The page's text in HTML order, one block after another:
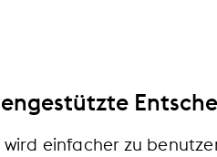
einfacher zu